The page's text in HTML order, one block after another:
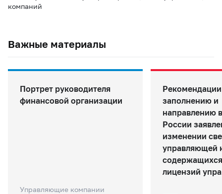
компаний
Важные материалы
Портрет руководителя
финансовой организации
Управляющие компании
заполнению и
направлению
России
изменении
управляющей
лицензий